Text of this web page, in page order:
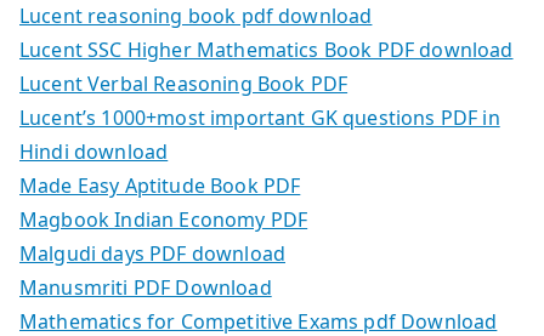
Lucent reasoning book pdf download
Lucent SSC Higher Mathematics Book PDF download
Lucent Verbal Reasoning Book PDF
Lucent’s 1000+most important GK questions PDF in
Hindi download
Made Easy Aptitude Book PDF
Magbook Indian Economy PDF
Malgudi days PDF download
Manusmriti PDF Download
Mathematics for Competitive Exams pdf Download